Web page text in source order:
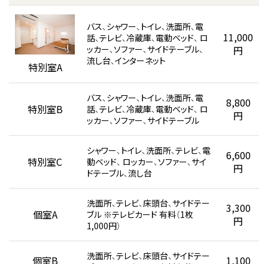
特別室A
バス、シャワー、トイレ、洗面所、電
話、テレビ、冷蔵庫、電動ベッド、 ロ
ッカー、ソファー、サイドテーブル、
流し台、インターネット
11,000
円
特別室B
バス、シャワー、トイレ、洗面所、電
話、テレビ、冷蔵庫、電動ベッド、 ロ
ッカー、ソファー、サイドテーブル
8,800
円
特別室C
シャワー、トイレ、洗面所、テレビ、電
動ベッド、 ロッカー、ソファー、サイ
ドテーブル、流し台
6,600
円
個室A
洗面所、テレビ、床頭台、サイドテー
ブル ※テレビカード 有料（1枚
1,000円）
3,300
円
個室B
洗面所、テレビ、床頭台、サイドテー
1,100